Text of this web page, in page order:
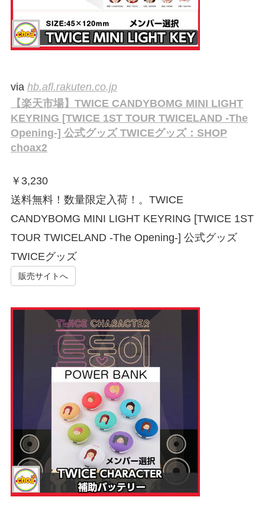
via hb.afl.rakuten.co.jp
【楽天市場】TWICE CANDYBOMG MINI LIGHT
KEYRING [TWICE 1ST TOUR TWICELAND -The
Opening-] 公式グッズ TWICEグッズ：SHOP
choax2
￥ 3,230
送料無料！数量限定入荷！。TWICE
CANDYBOMG MINI LIGHT KEYRING [TWICE 1ST
TOUR TWICELAND -The Opening-] 公式グッズ
TWICEグッズ
販売サイトへ